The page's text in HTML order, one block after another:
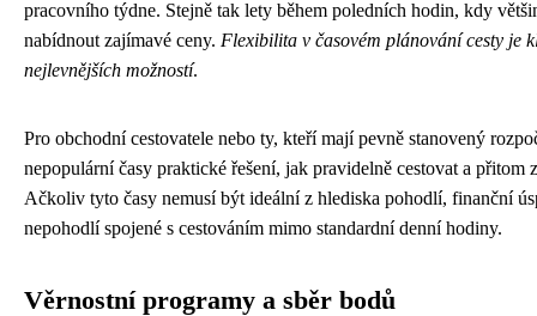
pracovního týdne. Stejně tak lety během poledních hodin, kdy
nabídnout zajímavé ceny. Flexibilita v časovém plánování cesty je
nejlevnějších možností.
Pro obchodní cestovatele nebo ty, kteří mají pevně stanovený
nepopulární časy praktické řešení, jak pravidelně cestovat a přitom
Ačkoliv tyto časy nemusí být ideální z hlediska pohodlí, finanční
nepohodlí spojené s cestováním mimo standardní denní hodiny.
Věrnostní programy a sběr bodů